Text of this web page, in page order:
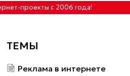
проекты с 2006 года!
ТЕМЫ
Реклама в интернете